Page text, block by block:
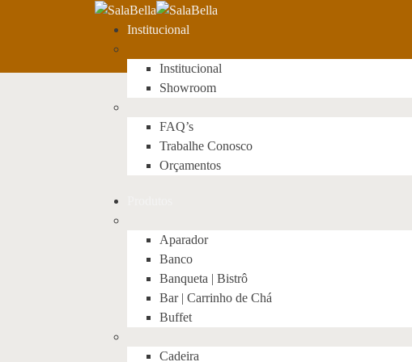
Institucional
Institucional
Showroom
FAQ’s
Trabalhe Conosco
Orçamentos
Aparador
Banco
Banqueta | Bistrô
Bar | Carrinho de Chá
Buffet
Cadeira